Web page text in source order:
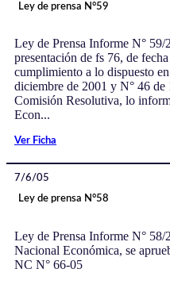
Ley de prensa N°59
Ley de Prensa Informe N°
presentación de fs 76, de
cumplimiento a lo dispuesto
diciembre de 2001 y N° 46
Comisión Resolutiva, lo
Econ...
Ver Ficha
7/6/05
Ley de prensa N°58
Ley de Prensa Informe N°
Nacional Económica, se
NC N° 66-05